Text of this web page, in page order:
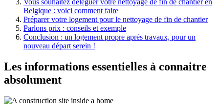
Belgique : voici comment faire
Préparer votre logement pour le nettoyage de fin de chantier
Parlons prix : conseils et exemple
Conclusion : un logement propre après travaux, pour un
nouveau départ serein !
Les informations essentielles à connaitre
absolument